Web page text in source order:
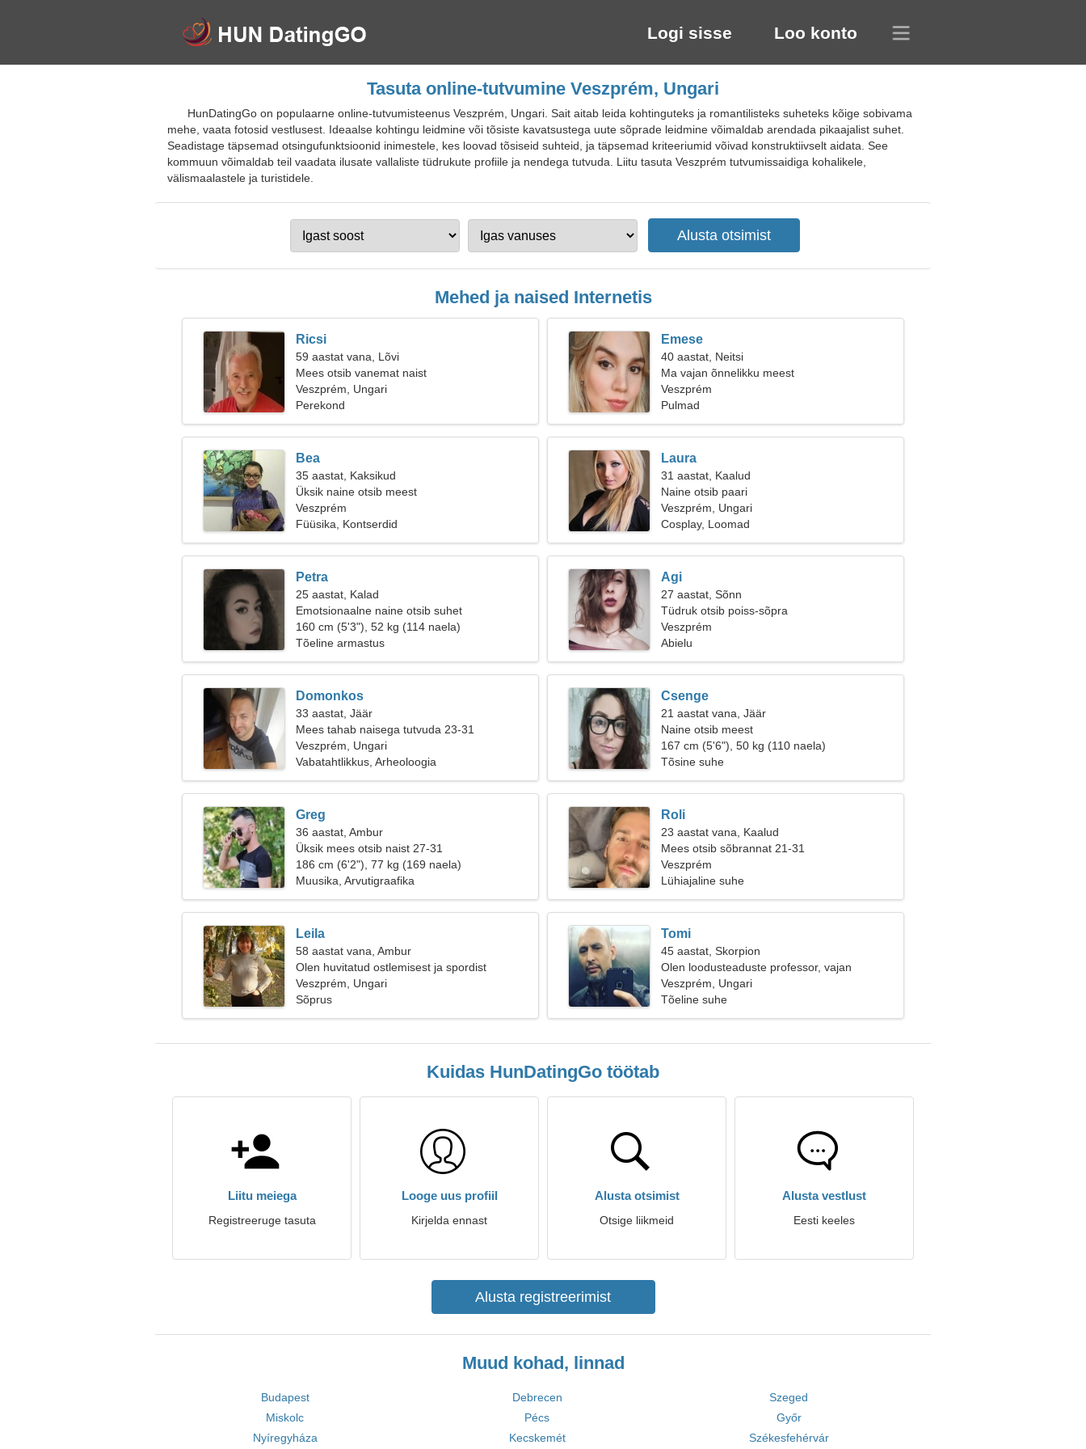
Logi sisse Loo konto
Tasuta online-tutvumine Veszprém, Ungari
HunDatingGo on populaarne online-tutvumisteenus Veszprém, Ungari. Sait aitab leida kohtinguteks ja romantilisteks suheteks kõige sobivama
mehe, vaata fotosid vestlusest. Ideaalse kohtingu leidmine või tõsiste kavatsustega uute sõprade leidmine võimaldab arendada pikaajalist suhet.
Seadistage täpsemad otsingufunktsioonid inimestele, kes loovad tõsiseid suhteid, ja täpsemad kriteeriumid võivad konstruktiivselt aidata. See
kommuun võimaldab teil vaadata ilusate vallaliste tüdrukute profiile ja nendega tutvuda. Liitu tasuta Veszprém tutvumissaidiga kohalikele,
välismaalastele ja turistidele.
Mehed ja naised Internetis
Ricsi
59 aastat vana, Lõvi
Mees otsib vanemat naist
Veszprém, Ungari
Perekond
Emese
40 aastat, Neitsi
Ma vajan õnnelikku meest
Veszprém
Pulmad
Bea
35 aastat, Kaksikud
Üksik naine otsib meest
Veszprém
Füüsika, Kontserdid
Laura
31 aastat, Kaalud
Naine otsib paari
Veszprém, Ungari
Cosplay, Loomad
Petra
25 aastat, Kalad
Emotsionaalne naine otsib suhet
160 cm (5'3"), 52 kg (114 naela)
Tõeline armastus
Agi
27 aastat, Sõnn
Tüdruk otsib poiss-sõpra
Veszprém
Abielu
Domonkos
33 aastat, Jäär
Mees tahab naisega tutvuda 23-31
Veszprém, Ungari
Vabatahtlikkus, Arheoloogia
Csenge
21 aastat vana, Jäär
Naine otsib meest
167 cm (5'6"), 50 kg (110 naela)
Tõsine suhe
Greg
36 aastat, Ambur
Üksik mees otsib naist 27-31
186 cm (6'2"), 77 kg (169 naela)
Muusika, Arvutigraafika
Roli
23 aastat vana, Kaalud
Mees otsib sõbrannat 21-31
Veszprém
Lühiajaline suhe
Leila
58 aastat vana, Ambur
Olen huvitatud ostlemisest ja spordist
Veszprém, Ungari
Sõprus
Tomi
45 aastat, Skorpion
Olen loodusteaduste professor, vajan
seltskondlikku naist
Veszprém, Ungari
Tõeline suhe
Kuidas HunDatingGo töötab
Liitu meiega
Registreeruge tasuta
Looge uus profiil
Kirjelda ennast
Alusta otsimist
Otsige liikmeid
Alusta vestlust
Eesti keeles
Alusta registreerimist
Muud kohad, linnad
Budapest Debrecen
Szeged
Miskolc
Pécs
Győr
Nyíregyháza
Kecskemét Székesfehérvár